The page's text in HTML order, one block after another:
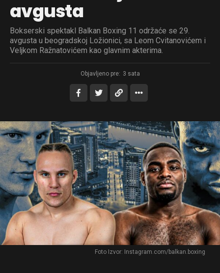
avgusta
Bokserski spektakl Balkan Boxing 11 održaće se 29.
avgusta u beogradskoj Ložionici, sa Leom Cvitanovićem i
Veljkom Ražnatovićem kao glavnim akterima.
Objavljeno pre: 3 sata
Foto Izvor: Instagram.com/balkan.boxing